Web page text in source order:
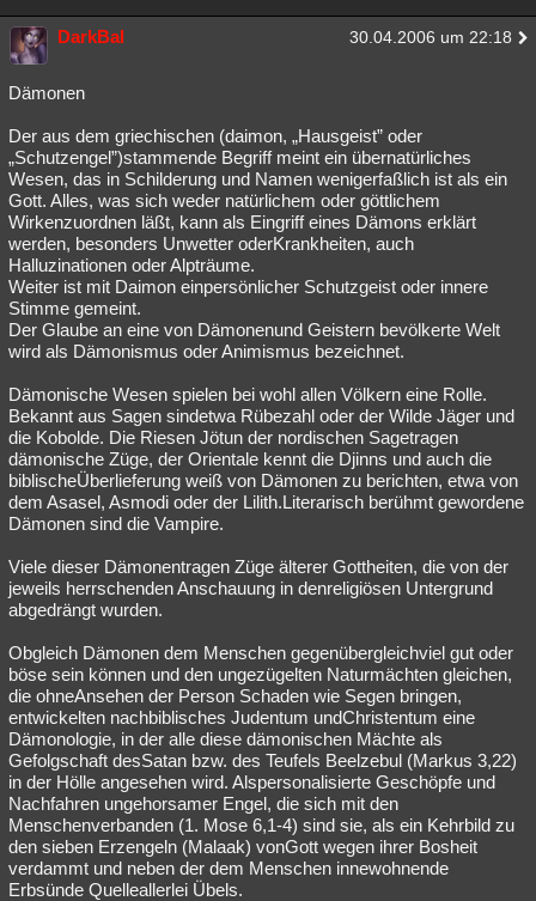
DarkBal 30.04.2006 um 22:18
Dämonen
Der aus dem griechischen (daimon, „Hausgeist” oder
„Schutzengel”)stammende Begriff meint ein übernatürliches
Wesen, das in Schilderung und Namen wenigerfaßlich ist als ein
Gott. Alles, was sich weder natürlichem oder göttlichem
Wirkenzuordnen läßt, kann als Eingriff eines Dämons erklärt
werden, besonders Unwetter oderKrankheiten, auch
Halluzinationen oder Alpträume.
Weiter ist mit Daimon einpersönlicher Schutzgeist oder innere
Stimme gemeint.
Der Glaube an eine von Dämonenund Geistern bevölkerte Welt
wird als Dämonismus oder Animismus bezeichnet.
Dämonische Wesen spielen bei wohl allen Völkern eine Rolle.
Bekannt aus Sagen sindetwa Rübezahl oder der Wilde Jäger und
die Kobolde. Die Riesen Jötun der nordischen Sagetragen
dämonische Züge, der Orientale kennt die Djinns und auch die
biblischeÜberlieferung weiß von Dämonen zu berichten, etwa von
dem Asasel, Asmodi oder der Lilith.Literarisch berühmt gewordene
Dämonen sind die Vampire.
Viele dieser Dämonentragen Züge älterer Gottheiten, die von der
jeweils herrschenden Anschauung in denreligiösen Untergrund
abgedrängt wurden.
Obgleich Dämonen dem Menschen gegenübergleichviel gut oder
böse sein können und den ungezügelten Naturmächten gleichen,
die ohneAnsehen der Person Schaden wie Segen bringen,
entwickelten nachbiblisches Judentum undChristentum eine
Dämonologie, in der alle diese dämonischen Mächte als
Gefolgschaft desSatan bzw. des Teufels Beelzebul (Markus 3,22)
in der Hölle angesehen wird. Alspersonalisierte Geschöpfe und
Nachfahren ungehorsamer Engel, die sich mit den
Menschenverbanden (1. Mose 6,1-4) sind sie, als ein Kehrbild zu
den sieben Erzengeln (Malaak) vonGott wegen ihrer Bosheit
verdammt und neben der dem Menschen innewohnende
Erbsünde Quelleallerlei Übels.